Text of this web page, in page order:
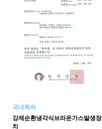
국내특허
강제순환냉각식브라운가스발생장
치